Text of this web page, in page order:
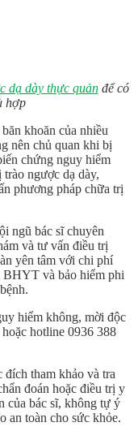
dạ dày thực quảnđể có
hợp
khoăn của nhiều
nên chủ quan khi bị
chứng nguy hiểm
ngược dạ dày,
phương pháp chữa trị
ngũ bác sĩ chuyên
và tư vấn điều trị
yên tâm với chi phí
BHYT và bảo hiểm phi
hiểm không, mời độc
hotline 0936 388
tham khảo và tra
đoán hoặc điều trị y
của bác sĩ, không tự ý
an toàn cho sức khỏe.